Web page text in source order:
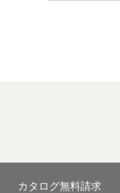
カタログ無料請求